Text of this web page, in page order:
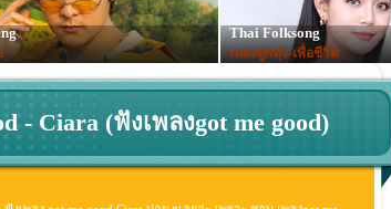
Thai Folksong
เพลงลูกทุ่ง-เพื่อชีวิต
- Ciara (ฟังเพลงgot me good)